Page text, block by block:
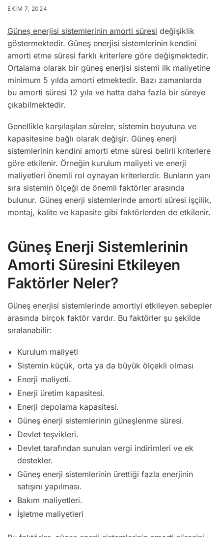
EKIM 7, 2024
Güneş enerjisi sistemlerinin amorti süresi değişiklik
göstermektedir. Güneş enerjisi sistemlerinin kendini
amorti etme süresi farklı kriterlere göre değişmektedir.
Ortalama olarak bir güneş enerjisi sistemi ilk maliyetine
minimum 5 yılda amorti etmektedir. Bazı zamanlarda
bu amorti süresi 12 yıla ve hatta daha fazla bir süreye
çıkabilmektedir.
Genellikle karşılaşılan süreler, sistemin boyutuna ve
kapasitesine bağlı olarak değişir. Güneş enerji
sistemlerinin kendini amorti etme süresi belirli kriterlere
göre etkilenir. Örneğin kurulum maliyeti ve enerji
maliyetleri önemli rol oynayan kriterlerdir. Bunların yanı
sıra sistemin ölçeği de önemli faktörler arasında
bulunur. Güneş enerji sistemlerinde amorti süresi işçilik,
montaj, kalite ve kapasite gibi faktörlerden de etkilenir.
Güneş Enerji Sistemlerinin
Amorti Süresini Etkileyen
Faktörler Neler?
Güneş enerjisi sistemlerinde amortiyi etkileyen sebepler
arasında birçok faktör vardır. Bu faktörler şu şekilde
sıralanabilir:
Kurulum maliyeti
Sistemin küçük, orta ya da büyük ölçekli olması
Enerji maliyeti.
Enerji üretim kapasitesi.
Enerji depolama kapasitesi.
Güneş enerji sistemlerinin güneşlenme süresi.
Devlet teşvikleri.
Devlet tarafından sunulan vergi indirimleri ve ek
destekler.
Güneş enerji sistemlerinin ürettiği fazla enerjinin
satışını yapılması.
Bakım maliyetleri.
İşletme maliyetleri